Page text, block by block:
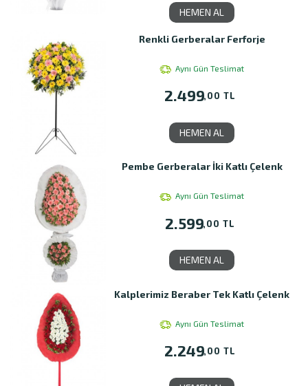
HEMEN AL
Renkli Gerberalar Ferforje
Aynı Gün Teslimat
2.499,00 TL
HEMEN AL
Pembe Gerberalar İki Katlı Çelenk
Aynı Gün Teslimat
2.599,00 TL
HEMEN AL
Kalplerimiz Beraber Tek Katlı Çelenk
Aynı Gün Teslimat
2.249,00 TL